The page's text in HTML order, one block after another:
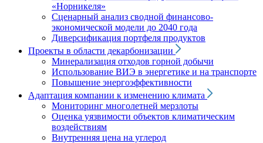
«Норникеля»
Сценарный анализ сводной финансово-
экономической модели до 2040 года
Диверсификация портфеля продуктов
Проекты в области декарбонизации
Минерализация отходов горной добычи
Использование ВИЭ в энергетике и на транспорте
Повышение энергоэффективности
Адаптация компании к изменению климата
Мониторинг многолетней мерзлоты
Оценка уязвимости объектов климатическим
воздействиям
Внутренняя цена на углерод